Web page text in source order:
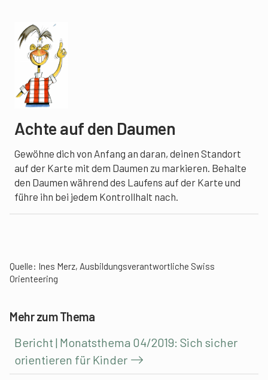
Achte auf den Daumen
Gewöhne dich von Anfang an daran, deinen Standort
auf der Karte mit dem Daumen zu markieren. Behalte
den Daumen während des Laufens auf der Karte und
führe ihn bei jedem Kontrollhalt nach.
Quelle: Ines Merz, Ausbildungsverantwortliche Swiss
Orienteering
Mehr zum Thema
Bericht | Monatsthema 04/2019: Sich sicher
orientieren für Kinder